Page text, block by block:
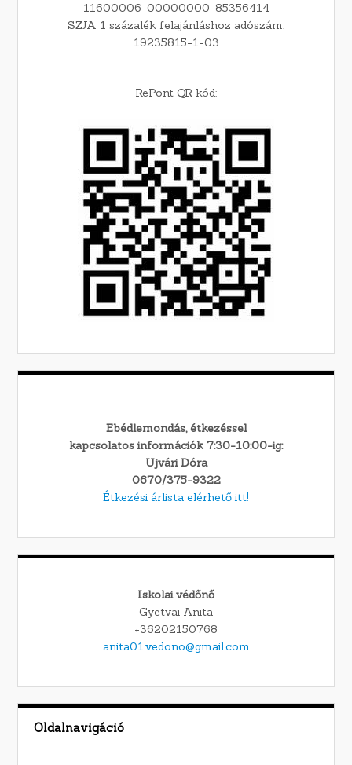
11600006-00000000-85356414
SZJA 1 százalék felajánláshoz adószám:
19235815-1-03
RePont QR kód:
Ebédlemondás, étkezéssel
kapcsolatos információk 7:30-10:00-ig:
Ujvári Dóra
0670/375-9322
Étkezési árlista elérhető itt!
Iskolai védőnő
Gyetvai Anita
+36202150768
anita01.vedono@gmail.com
Oldalnavigáció